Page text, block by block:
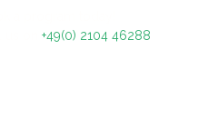
+49(0) 2104 46288